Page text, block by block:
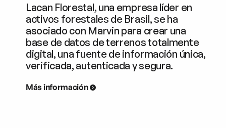
Lacan Florestal, una empresa líder en
activos forestales de Brasil, se ha
asociado con Marvin para crear una
base de datos de terrenos totalmente
digital, una fuente de información única,
verificada, autenticada y segura.
Más información